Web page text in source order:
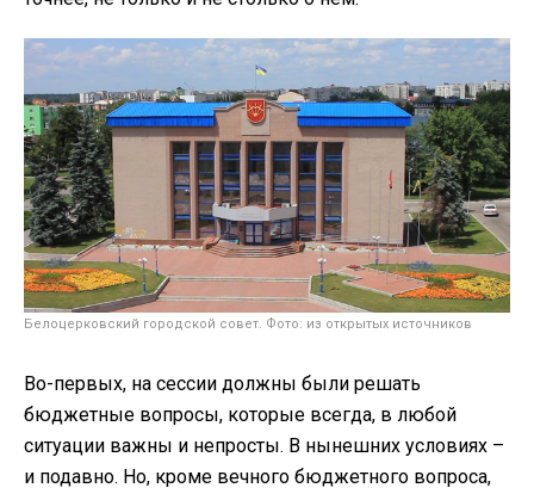
Белоцерковский городской совет. Фото: из открытых источников
Во-первых, на сессии должны были решать
бюджетные вопросы, которые всегда, в любой
ситуации важны и непросты. В нынешних условиях –
и подавно. Но, кроме вечного бюджетного вопроса,